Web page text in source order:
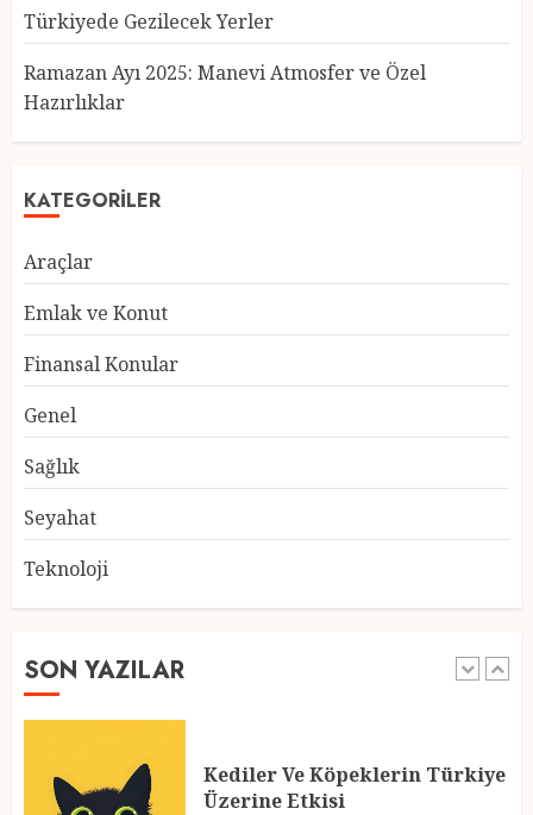
Türkiyede Gezilecek Yerler
Ramazan Ayı 2025: Manevi Atmosfer ve Özel
Hazırlıklar
KATEGORILER
Araçlar
Emlak ve Konut
Finansal Konular
Genel
Sağlık
Seyahat
Teknoloji
SON YAZILAR
Türkiye’nin En Güzel Kedileri
Seçildi
12 MART 2025
4
5
1
2025 En İyi Yaz Tatilleri
Kediler Ve Köpeklerin Türkiye
Üzerine Etkisi